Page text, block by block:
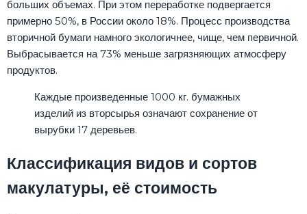
больших объемах. При этом переработке подвергается
примерно 50%, в России около 18%. Процесс производства
вторичной бумаги намного экологичнее, чище, чем первичной.
Выбрасывается на 73% меньше загрязняющих атмосферу
продуктов.
Каждые произведенные 1000 кг. бумажных
изделий из вторсырья означают сохранение от
вырубки 17 деревьев.
Классификация видов и сортов
макулатуры, её стоимость